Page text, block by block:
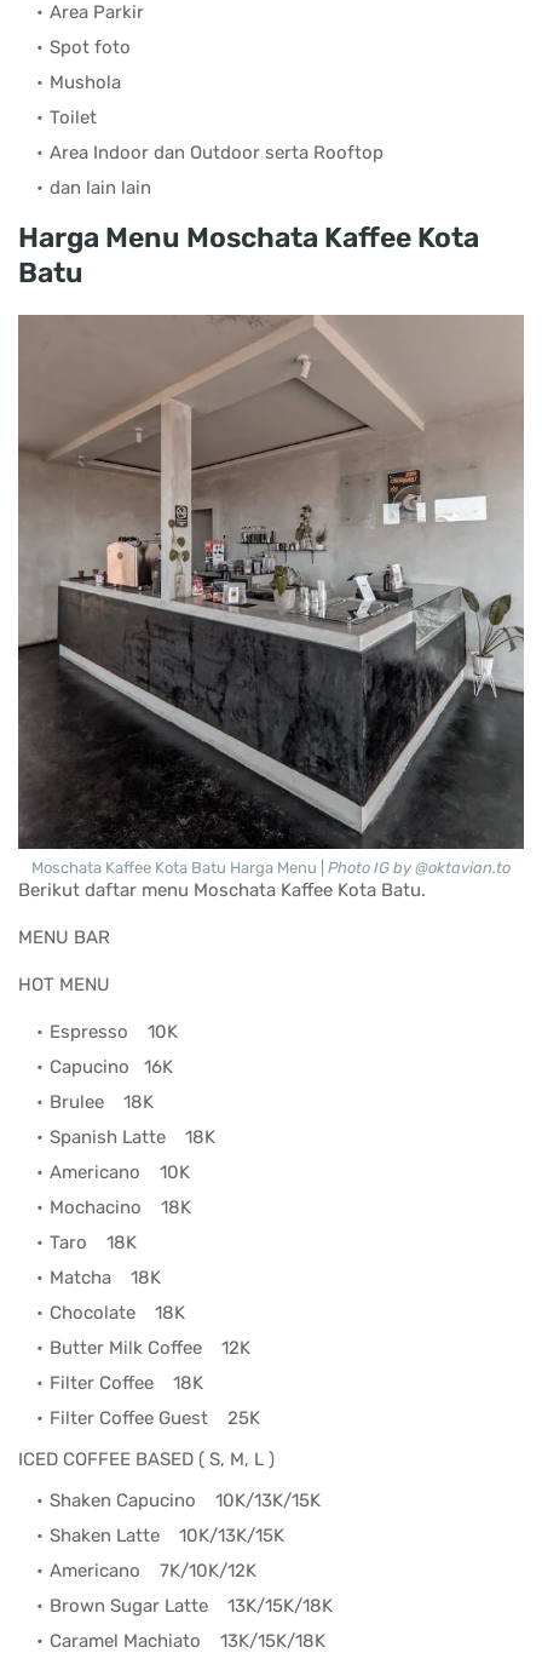
Area Parkir
Spot foto
Mushola
Toilet
Area Indoor dan Outdoor serta Rooftop
dan lain lain
Harga Menu Moschata Kaffee Kota
Batu
Moschata Kaffee Kota Batu Harga Menu | Photo IG by @oktavian.to
Berikut daftar menu Moschata Kaffee Kota Batu.
MENU BAR
HOT MENU
Espresso 10K
Capucino 16K
Brulee 18K
Spanish Latte 18K
Americano 10K
Mochacino 18K
Taro 18K
Matcha 18K
Chocolate 18K
Butter Milk Coffee 12K
Filter Coffee 18K
Filter Coffee Guest 25K
ICED COFFEE BASED ( S, M, L )
Shaken Capucino 10K/13K/15K
Shaken Latte 10K/13K/15K
Americano 7K/10K/12K
Brown Sugar Latte 13K/15K/18K
Caramel Machiato 13K/15K/18K